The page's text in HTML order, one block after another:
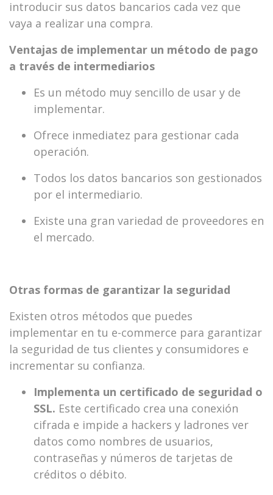
introducir sus datos bancarios cada vez que
vaya a realizar una compra.
Ventajas de implementar un método de pago
a través de intermediarios
Es un método muy sencillo de usar y de
implementar.
Ofrece inmediatez para gestionar cada
operación.
Todos los datos bancarios son gestionados
por el intermediario.
Existe una gran variedad de proveedores en
el mercado.
Otras formas de garantizar la seguridad
Existen otros métodos que puedes
implementar en tu e-commerce para garantizar
la seguridad de tus clientes y consumidores e
incrementar su confianza.
Implementa un certificado de seguridad o
SSL. Este certificado crea una conexión
cifrada e impide a hackers y ladrones ver
datos como nombres de usuarios,
contraseñas y números de tarjetas de
créditos o débito.